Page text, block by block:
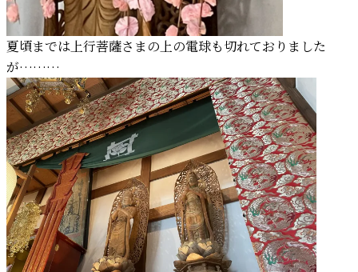
夏頃までは上行菩薩さまの上の電球も切れておりました
が………